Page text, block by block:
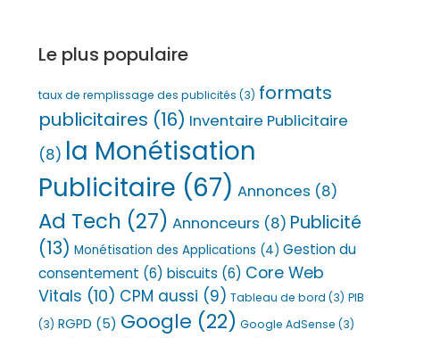
Le plus populaire
taux de remplissage des publicités (3) formats
publicitaires (16) Inventaire Publicitaire
(8) la Monétisation
Publicitaire (67) Annonces (8)
Ad Tech (27) Annonceurs (8) Publicité
(13) Monétisation des Applications (4) Gestion du
consentement (6) biscuits (6) Core Web
Vitals (10) CPM aussi (9) Tableau de bord (3) PIB
(3) RGPD (5) Google (22) Google AdSense (3)